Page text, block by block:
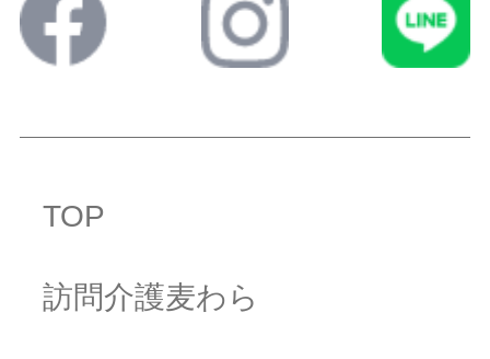
TOP
訪問介護麦わら